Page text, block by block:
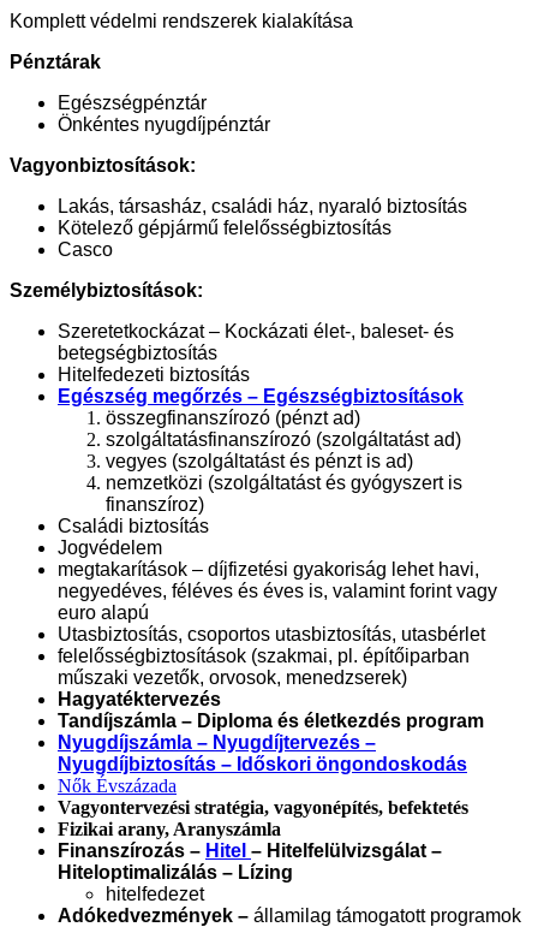
Komplett védelmi rendszerek kialakítása
Pénztárak
Egészségpénztár
Önkéntes nyugdíjpénztár
Vagyonbiztosítások:
Lakás, társasház, családi ház, nyaraló biztosítás
Kötelező gépjármű felelősségbiztosítás
Casco
Személybiztosítások:
Szeretetkockázat – Kockázati élet-, baleset- és
betegségbiztosítás
Hitelfedezeti biztosítás
Egészség megőrzés – Egészségbiztosítások
összegfinanszírozó (pénzt ad)
szolgáltatásfinanszírozó (szolgáltatást ad)
vegyes (szolgáltatást és pénzt is ad)
nemzetközi (szolgáltatást és gyógyszert is
finanszíroz)
Családi biztosítás
Jogvédelem
megtakarítások – díjfizetési gyakoriság lehet havi,
negyedéves, féléves és éves is, valamint forint vagy
euro alapú
Utasbiztosítás, csoportos utasbiztosítás, utasbérlet
felelősségbiztosítások (szakmai, pl. építőiparban
műszaki vezetők, orvosok, menedzserek)
Hagyatéktervezés
Tandíjszámla – Diploma és életkezdés program
Nyugdíjszámla – Nyugdíjtervezés –
Nyugdíjbiztosítás – Időskori öngondoskodás
Nők Évszázada
Vagyontervezési stratégia, vagyonépítés, befektetés
Fizikai arany, Aranyszámla
Finanszírozás – Hitel – Hitelfelülvizsgálat –
Hiteloptimalizálás – Lízing
hitelfedezet
Adókedvezmények – államilag támogatott programok